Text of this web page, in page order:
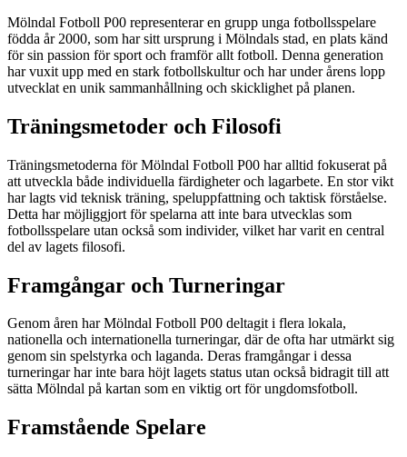
Mölndal Fotboll P00 representerar en grupp unga fotbollsspelare
födda år 2000, som har sitt ursprung i Mölndals stad, en plats känd
för sin passion för sport och framför allt fotboll. Denna generation
har vuxit upp med en stark fotbollskultur och har under årens lopp
utvecklat en unik sammanhållning och skicklighet på planen.
Träningsmetoder och Filosofi
Träningsmetoderna för Mölndal Fotboll P00 har alltid fokuserat på
att utveckla både individuella färdigheter och lagarbete. En stor vikt
har lagts vid teknisk träning, speluppfattning och taktisk förståelse.
Detta har möjliggjort för spelarna att inte bara utvecklas som
fotbollsspelare utan också som individer, vilket har varit en central
del av lagets filosofi.
Framgångar och Turneringar
Genom åren har Mölndal Fotboll P00 deltagit i flera lokala,
nationella och internationella turneringar, där de ofta har utmärkt sig
genom sin spelstyrka och laganda. Deras framgångar i dessa
turneringar har inte bara höjt lagets status utan också bidragit till att
sätta Mölndal på kartan som en viktig ort för ungdomsfotboll.
Framstående Spelare